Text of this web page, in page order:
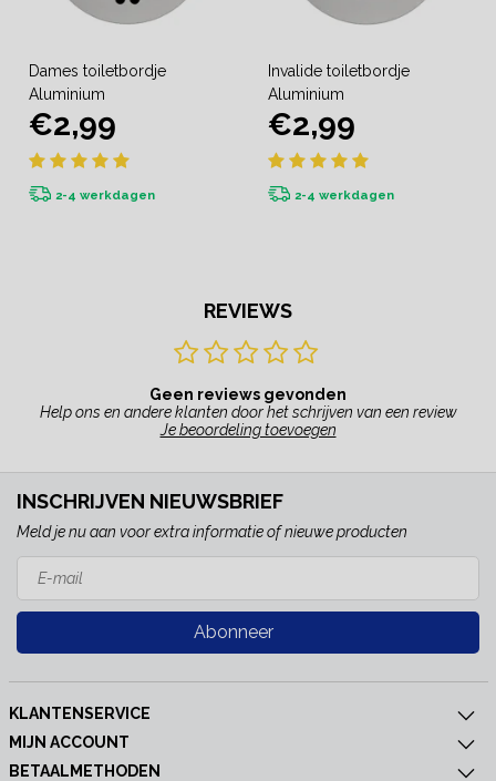
Dames toiletbordje
Aluminium
€2,99
2-4 werkdagen
Invalide toiletbordje
Aluminium
€2,99
2-4 werkdagen
REVIEWS
Geen reviews gevonden
Help ons en andere klanten door het schrijven van een review
Je beoordeling toevoegen
INSCHRIJVEN NIEUWSBRIEF
Meld je nu aan voor extra informatie of nieuwe producten
Abonneer
KLANTENSERVICE
MIJN ACCOUNT
BETAALMETHODEN